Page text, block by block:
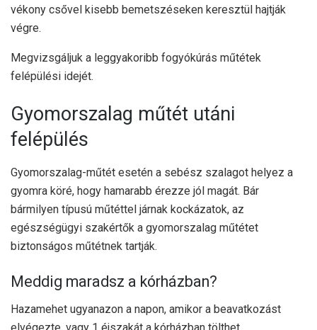
vékony csővel kisebb bemetszéseken keresztül hajtják
végre.
Megvizsgáljuk a leggyakoribb fogyókúrás műtétek
felépülési idejét.
Gyomorszalag műtét utáni
felépülés
Gyomorszalag-műtét esetén a sebész szalagot helyez a
gyomra köré, hogy hamarabb érezze jól magát. Bár
bármilyen típusú műtéttel járnak kockázatok, az
egészségügyi szakértők a gyomorszalag műtétet
biztonságos műtétnek tartják.
Meddig maradsz a kórházban?
Hazamehet ugyanazon a napon, amikor a beavatkozást